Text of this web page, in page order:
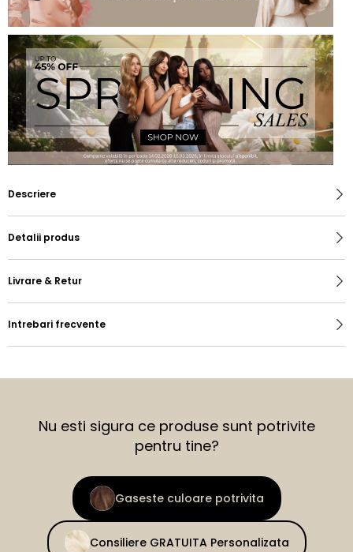
Descriere
Detalii produs
Livrare & Retur
Intrebari frecvente
Nu esti sigura ce produse sunt potrivite
pentru tine?
Gaseste culoare potrivita
Consiliere GRATUITA Personalizata